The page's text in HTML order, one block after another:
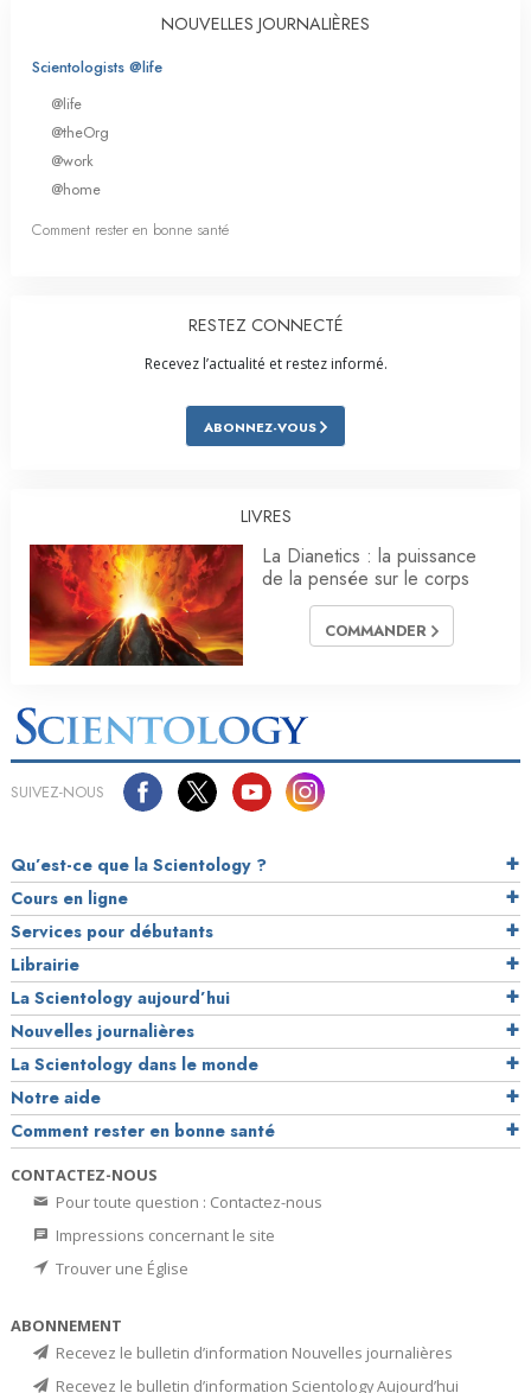
NOUVELLES JOURNALIÈRES
Scientologists @life
@life
@theOrg
@work
@home
Comment rester en bonne santé
RESTEZ CONNECTÉ
Recevez l’actualité et restez informé.
ABONNEZ-VOUS
LIVRES
La Dianetics : la puissance
de la pensée sur le corps
COMMANDER
SUIVEZ-NOUS
Qu’est-ce que la Scientology ?
Cours en ligne
Services pour débutants
Librairie
La Scientology aujourd’hui
Nouvelles journalières
La Scientology dans le monde
Notre aide
Comment rester en bonne santé
CONTACTEZ-NOUS
Pour toute question : Contactez-nous
Impressions concernant le site
Trouver une Église
ABONNEMENT
Recevez le bulletin d’information Nouvelles journalières
Recevez le bulletin d’information Scientology Aujourd’hui